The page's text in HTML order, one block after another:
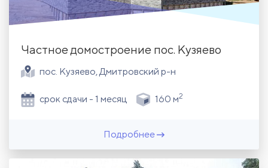
Частное домостроение пос. Кузяево
пос. Кузяево, Дмитровский р-н
срок сдачи - 1 месяц 160 м2
Подробнее